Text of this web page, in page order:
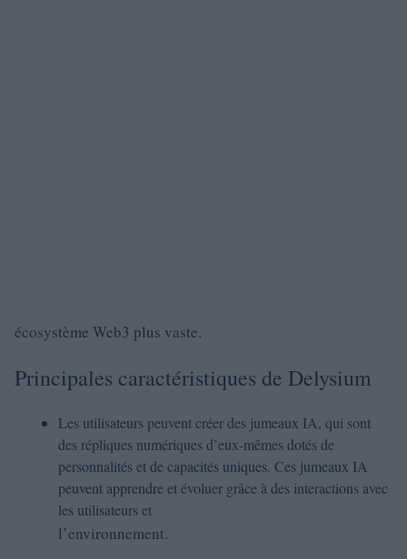
écosystème Web3 plus vaste.
Principales caractéristiques de Delysium
Les utilisateurs peuvent créer des jumeaux IA, qui sont
des répliques numériques d’eux-mêmes dotés de
personnalités et de capacités uniques. Ces jumeaux IA
peuvent apprendre et évoluer grâce à des interactions avec
les utilisateurs et
l’environnement.